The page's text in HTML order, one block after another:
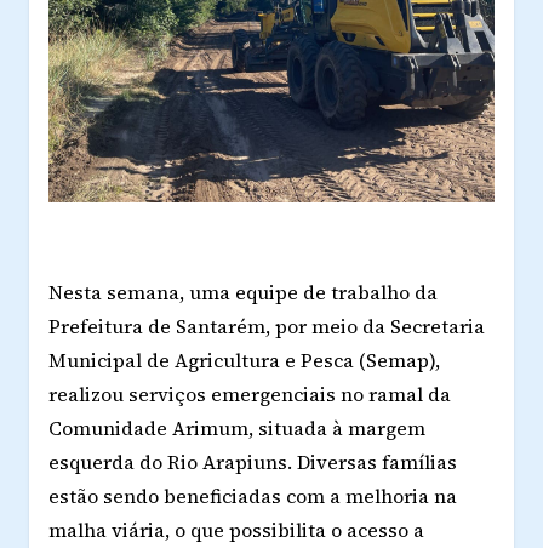
Nesta semana, uma equipe de trabalho da
Prefeitura de Santarém, por meio da Secretaria
Municipal de Agricultura e Pesca (Semap),
realizou serviços emergenciais no ramal da
Comunidade Arimum, situada à margem
esquerda do Rio Arapiuns. Diversas famílias
estão sendo beneficiadas com a melhoria na
malha viária, o que possibilita o acesso a